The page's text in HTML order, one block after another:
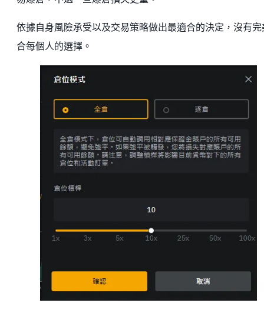
依據自身風險承受以及交易策略做出最適合的決定，沒有完
合每個人的選擇。